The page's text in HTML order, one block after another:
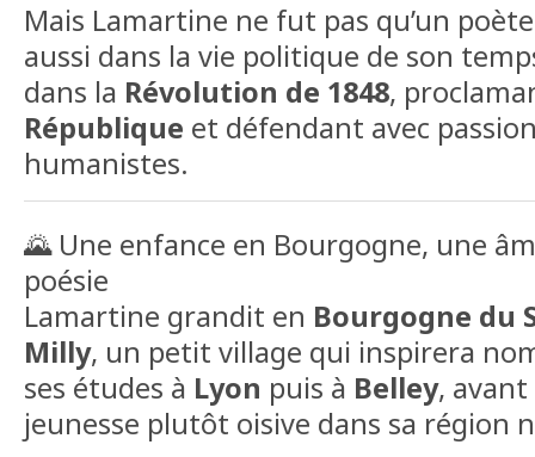
Mais Lamartine ne fut pas qu’un
aussi dans la vie politique de son
dans la Révolution de 1848,
République et défendant avec
humanistes.
🌄 Une enfance en Bourgogne, une
poésie
Lamartine grandit en Bourgogne du
Milly, un petit village qui inspirera
ses études à Lyon puis à Belley,
jeunesse plutôt oisive dans sa région